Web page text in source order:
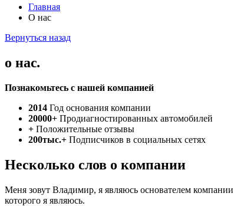
Главная
О нас
Вернуться назад
о нас.
Познакомьтесь с нашей компанией
2014 Год основания компании
20000+ Продиагностированных автомобилей
+ Положительные отзывы
200тыс.+ Подписчиков в социальных сетях
Несколько слов о компании
Меня зовут Владимир, я являюсь основателем
которого я являюсь.